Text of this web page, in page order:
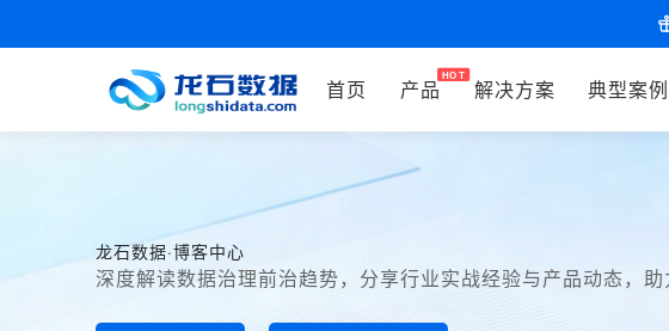
龙石数据·博客中心
深度解读数据治理前治趋势，分享行业实战经验与产品动态，助
首页 产品 解决方案 典型案例